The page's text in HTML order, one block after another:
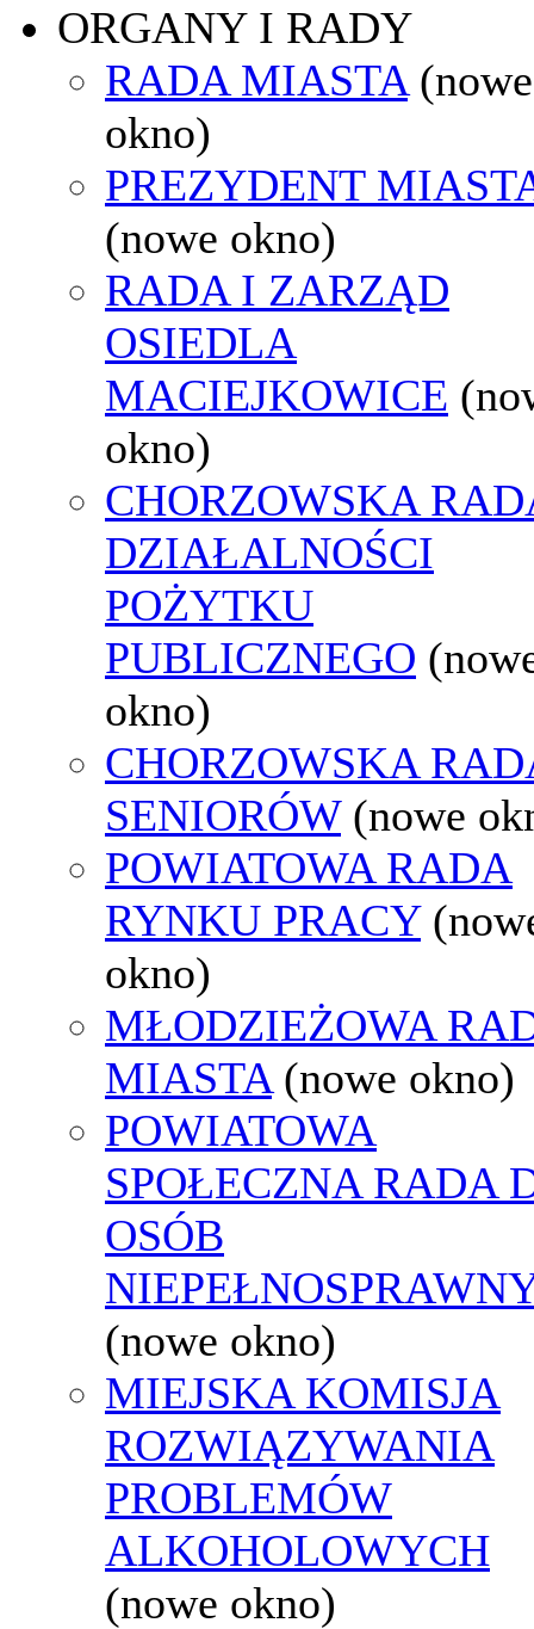
ORGANY I RADY
RADA MIASTA (nowe
okno)
PREZYDENT
(nowe okno)
RADA I ZARZĄD
OSIEDLA
MACIEJKOWICE
okno)
CHORZOWSKA
DZIAŁALNOŚCI
POŻYTKU
PUBLICZNEGO
okno)
CHORZOWSKA
SENIORÓW (nowe
POWIATOWA RADA
RYNKU PRACY
okno)
MŁODZIEŻOWA
MIASTA (nowe okno)
POWIATOWA
SPOŁECZNA RADA
OSÓB
(nowe okno)
MIEJSKA KOMISJA
ROZWIĄZYWANIA
PROBLEMÓW
ALKOHOLOWYCH
(nowe okno)